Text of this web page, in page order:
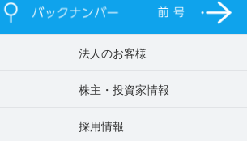
法人のお客様
株主・投資家情報
採用情報